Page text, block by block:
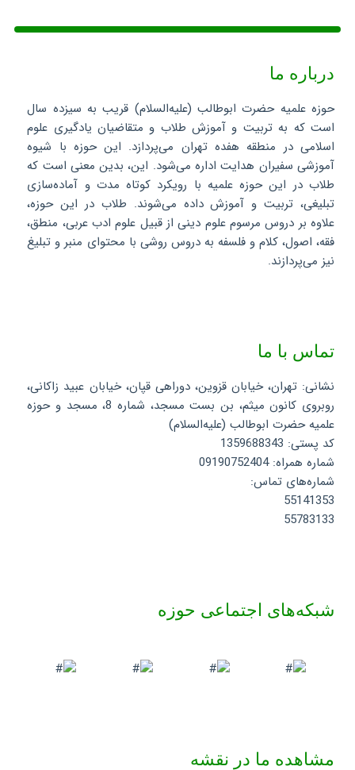
درباره ما
حوزه علمیه حضرت ابوطالب (علیه‌السلام) قریب به سیزده سال
است که به تربیت و آموزش طلاب و متقاضیان یادگیری علوم
اسلامی در منطقه هفده تهران می‌پردازد. این حوزه با شیوه
آموزشی سفیران هدایت اداره می‌شود. این، بدین معنی است که
طلاب در این حوزه علمیه با رویکرد کوتاه مدت و آماده‌سازی
تبلیغی، تربیت و آموزش داده می‌شوند. طلاب در این حوزه،
علاوه بر دروس مرسوم علوم دینی از قبیل علوم ادب عربی، منطق،
فقه، اصول، کلام و فلسفه به دروس روشی با محتوای منبر و تبلیغ
نیز می‌پردازند.
تماس با ما
نشانی: تهران، خیابان قزوین، دوراهی قپان، خیابان عبید زاکانی،
روبروی کانون میثم، بن بست مسجد، شماره 8، مسجد و حوزه
علمیه حضرت ابوطالب (علیه‌السلام)
کد پستی: 1359688343
شماره همراه: 09190752404
شماره‌های تماس:
55141353
55783133
شبکه‌های اجتماعی حوزه
مشاهده ما در نقشه